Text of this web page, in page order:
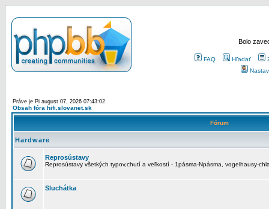
Bolo
FAQ Hľadať
Práve je Pi august 07, 2026 07:43:02
Obsah fóra hifi.slovanet.sk
Fórum
Hardware
Reprosústavy
Reprosústavy všetkých typov,chutí a veľkostí - 1pásma-Npásma, vogelhausy-
Sluchátka